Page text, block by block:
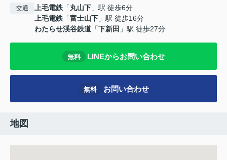
交通 上毛電鉄 「丸山下 」駅 徒歩6分
上毛電鉄 「富士山下 」駅 徒歩16分
わたらせ渓谷鉄道 「下新田 」駅 徒歩27分
無料 LINEからお問い合わせ
無料 お問い合わせ
地図